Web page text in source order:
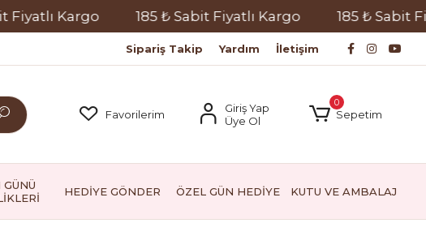
Kargo 185 ₺ Sabit Fiyatlı Kargo 185 ₺ Sabit
Sipariş Takip Yardım İletişim
Favorilerim
Giriş Yap
Üye Ol
0
Sepetim
GÜNÜ
HEDİYE GÖNDER ÖZEL GÜN HEDİYE KUTU VE AMBALAJ